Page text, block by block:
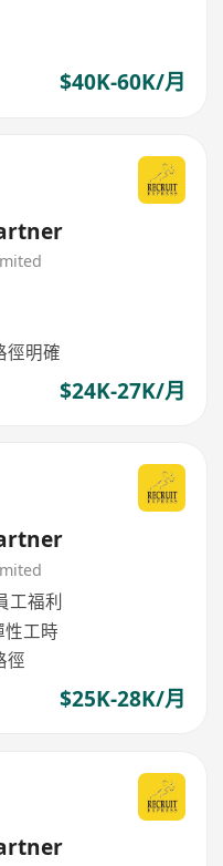
$40K-60K/月
徑明確
$24K-27K/月
工福利
工時
徑
$25K-28K/月